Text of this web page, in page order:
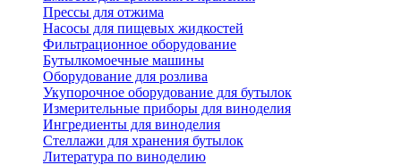
Прессы для отжима
Насосы для пищевых жидкостей
Фильтрационное оборудование
Бутылкомоечные машины
Оборудование для розлива
Укупорочное оборудование для бутылок
Измерительные приборы для виноделия
Ингредиенты для виноделия
Стеллажи для хранения бутылок
Литература по виноделию